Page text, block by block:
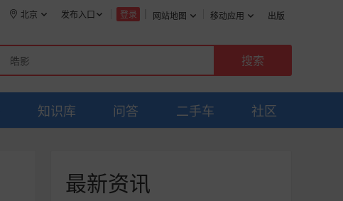
网站地图 移动应用 出版
登录
发布入口
北京
知识库 问答 二手车 社区
最新资讯